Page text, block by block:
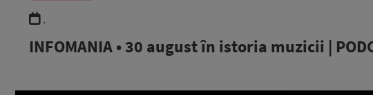
.
INFOMANIA • 30 august în istoria muzicii |